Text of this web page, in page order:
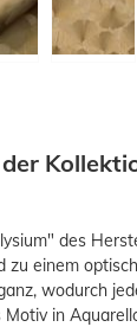
des
einem
wodurch
in